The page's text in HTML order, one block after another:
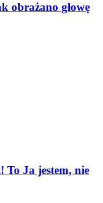
obrażano głowę
To Ja jestem, nie